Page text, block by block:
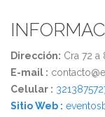
Dirección: Cra 72 a
E-mail :
Celular :
Sitio Web :